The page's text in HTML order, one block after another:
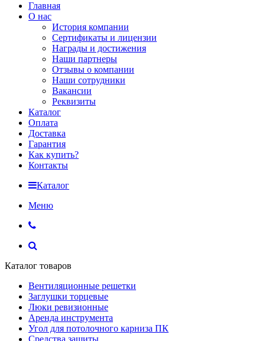
Главная
О нас
История компании
Сертификаты и лицензии
Награды и достижения
Наши партнеры
Отзывы о компании
Наши сотрудники
Вакансии
Реквизиты
Каталог
Оплата
Доставка
Гарантия
Как купить?
Контакты
Каталог
Меню
Каталог товаров
Вентиляционные решетки
Заглушки торцевые
Люки ревизионные
Аренда инструмента
Угол для потолочного карниза ПК
Средства защиты